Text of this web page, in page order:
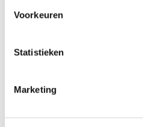
Voorkeuren
Statistieken
MarketingBrian Wouterse